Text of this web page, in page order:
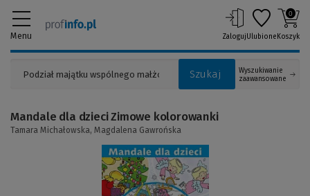
Menu
Szukaj
Wyszukiwanie
zaawansowane
ZalogujUlubione
0
Koszyk
innej
strony)
Mandale dla dzieci Zimowe kolorowanki
Tamara Michałowska, Magdalena Gawrońska